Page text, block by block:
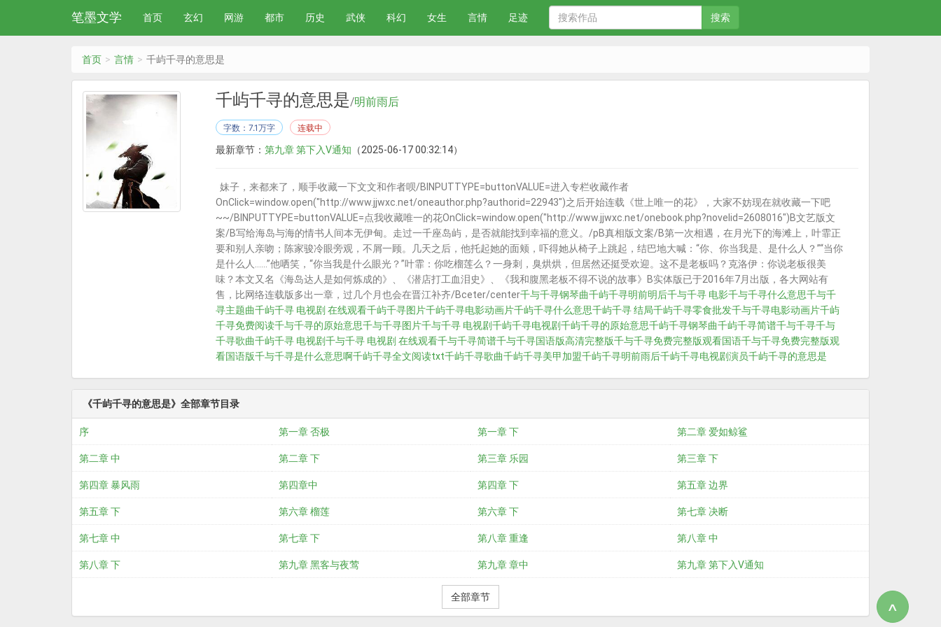
笔墨文学 首页 玄幻 网游 都市 历史 武侠 科幻 女生 言情 足迹 搜索
首页 言情 千屿千寻的意思是
千屿千寻的意思是/明前雨后
字数：7.1万字 连载中
最新章节： 第九章 第下入V通知 （2025-06-17 00:32:14）
妹子，来都来了，顺手收藏一下文文和作者呗/BINPUTTYPE=buttonVALUE=进入专栏收藏作者
OnClick=window.open("http://www.jjwxc.net/oneauthor.php?authorid=22943")之后开始连载《世上唯一的花》，大家不妨现在就收藏一下吧
~~/BINPUTTYPE=buttonVALUE=点我收藏唯一的花OnClick=window.open("http://www.jjwxc.net/onebook.php?novelid=2608016")B文艺版文
案/B写给海岛与海的情书人间本无伊甸。走过一千座岛屿，是否就能找到幸福的意义。/pB真相版文案/B第一次相遇，在月光下的海滩上，叶霏正
要和别人亲吻；陈家骏冷眼旁观，不屑一顾。几天之后，他托起她的面颊，吓得她从椅子上跳起，结巴地大喊：“你、你当我是、是什么人？”“当你
是什么人……”他哂笑，“你当我是什么眼光？”叶霏：你吃榴莲么？一身刺，臭烘烘，但居然还挺受欢迎。这不是老板吗？克洛伊：你说老板很美
味？本文又名《海岛达人是如何炼成的》、《潜店打工血泪史》、《我和腹黑老板不得不说的故事》B实体版已于2016年7月出版，各大网站有
售，比网络连载版多出一章，过几个月也会在晋江补齐/Bceter/center千与千寻钢琴曲千屿千寻明前明后千与千寻 电影千与千寻什么意思千与千
寻主题曲千屿千寻 电视剧 在线观看千屿千寻图片千屿千寻电影动画片千屿千寻什么意思千屿千寻 结局千屿千寻零食批发千与千寻电影动画片千屿
千寻免费阅读千与千寻的原始意思千与千寻图片千与千寻 电视剧千屿千寻电视剧千屿千寻的原始意思千屿千寻钢琴曲千屿千寻简谱千与千寻千与
千寻歌曲千屿千寻 电视剧千与千寻 电视剧 在线观看千与千寻简谱千与千寻国语版高清完整版千与千寻免费完整版观看国语千与千寻免费完整版观
看国语版千与千寻是什么意思啊千屿千寻全文阅读txt千屿千寻歌曲千屿千寻美甲加盟千屿千寻明前雨后千屿千寻电视剧演员千屿千寻的意思是
《千屿千寻的意思是》全部章节目录
序 第一章 否极 第一章 下 第二章 爱如鲸鲨
第二章 中 第二章 下 第三章 乐园 第三章 下
第四章 暴风雨 第四章中 第四章 下 第五章 边界
第五章 下 第六章 榴莲 第六章 下 第七章 决断
第七章 中 第七章 下 第八章 重逢 第八章 中
第八章 下 第九章 黑客与夜莺 第九章 章中 第九章 第下入V通知
全部章节
∧